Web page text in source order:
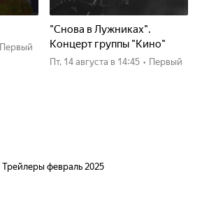
Первый
"Снова в Лужниках".
Концерт группы "Кино"
пт, 14 августа в 14:45 • Первый
Трейлеры февраль 2025